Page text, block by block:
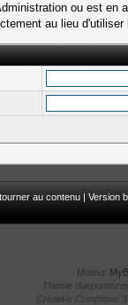
ou est en
au lieu
au contenu | Version
Moteur
Theme
Creative Commons